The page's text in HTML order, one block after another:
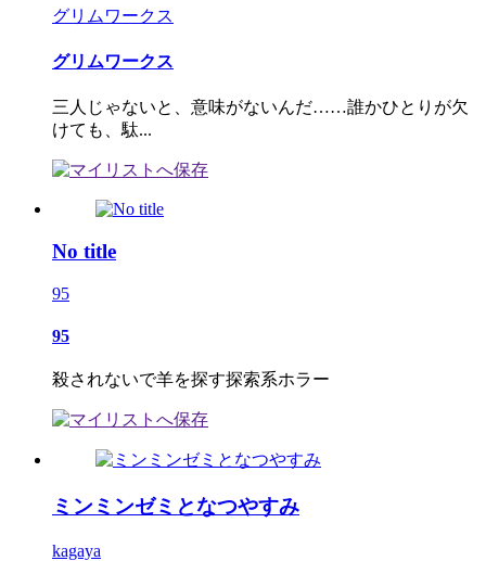
グリムワークス
グリムワークス
三人じゃないと、意味がないんだ……誰かひとりが欠
けても、駄...
No title
95
95
殺されないで羊を探す探索系ホラー
ミンミンゼミとなつやすみ
kagaya